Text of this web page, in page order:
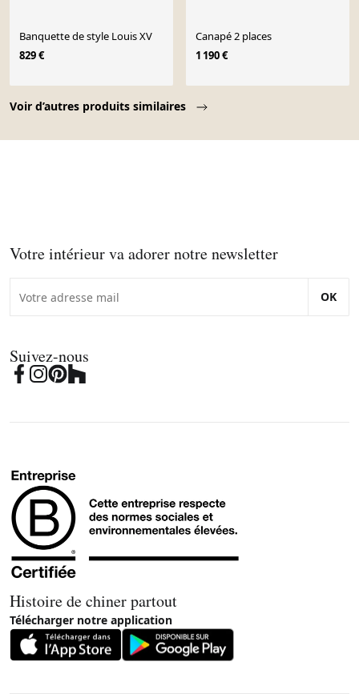
Voir d’autres produits similaires
Banquette de style Louis XV
829 €
Canapé 2 places
1 190 €
Votre intérieur va adorer notre newsletter
OK
Suivez-nous
Histoire de chiner partout
Télécharger notre application